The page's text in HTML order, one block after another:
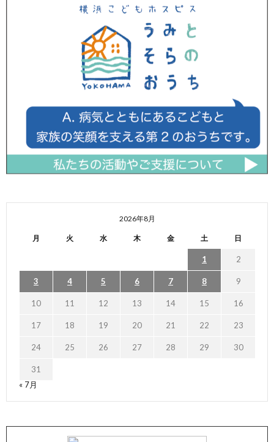
2026年8月
月 火 水 木 金 土 日
1 2
3 4 5 6 7 8 9
10 11 12 13 14 15 16
17 18 19 20 21 22 23
24 25 26 27 28 29 30
31
« 7月